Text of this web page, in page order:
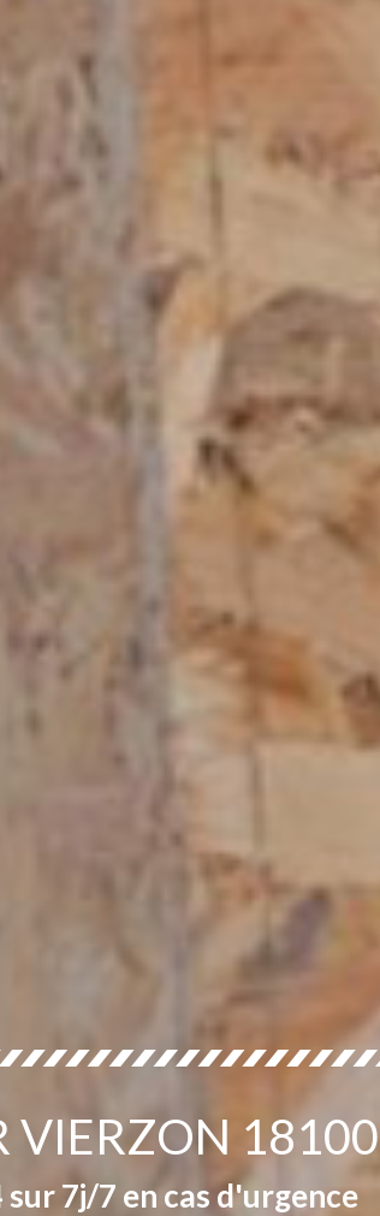
VIERZON 18100
7j/7 en cas d'urgence